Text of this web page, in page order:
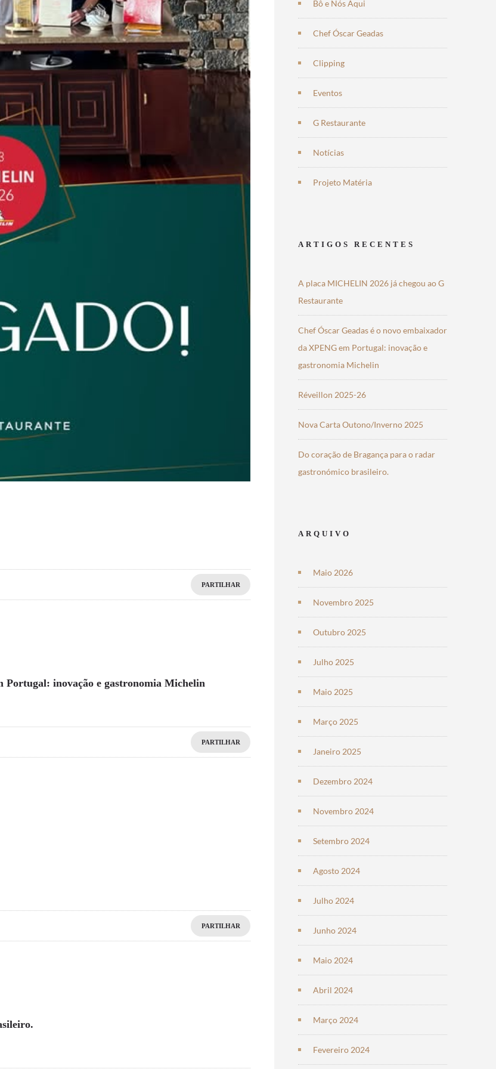
PARTILHAR
Portugal: inovação e gastronomia Michelin
PARTILHAR
PARTILHAR
Bô e Nós Aqui
Chef Óscar Geadas
Clipping
Eventos
G Restaurante
Notícias
Projeto Matéria
ARTIGOS RECENTES
A placa MICHELIN 2026 já chegou ao G
Restaurante
Chef Óscar Geadas é o novo embaixador
da XPENG em Portugal: inovação e
gastronomia Michelin
Réveillon 2025-26
Nova Carta Outono/Inverno 2025
Do coração de Bragança para o radar
gastronómico brasileiro.
ARQUIVO
Maio 2026
Novembro 2025
Outubro 2025
Julho 2025
Maio 2025
Março 2025
Janeiro 2025
Dezembro 2024
Novembro 2024
Setembro 2024
Agosto 2024
Julho 2024
Junho 2024
Maio 2024
Abril 2024
Março 2024
Fevereiro 2024